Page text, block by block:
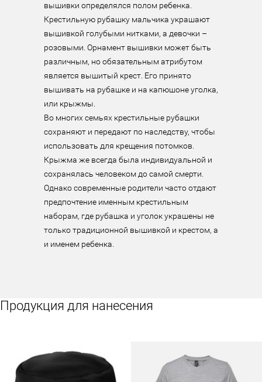
вышивки определялся полом ребенка.
Крестильную рубашку мальчика украшают
вышивкой голубыми нитками, а девочки –
розовыми. Орнамент вышивки может быть
различным, но обязательным атрибутом
является вышитый крест. Его принято
вышивать на рубашке и на капюшоне уголка,
или крыжмы.
Во многих семьях крестильные рубашки
сохраняют и передают по наследству, чтобы
использовать для крещения потомков.
Крыжма же всегда была индивидуальной и
сохранялась человеком до самой смерти.
Однако современные родители часто отдают
предпочтение именным крестильным
наборам, где рубашка и уголок украшены не
только традиционной вышивкой и крестом, а
и именем ребенка.
Продукция для нанесения